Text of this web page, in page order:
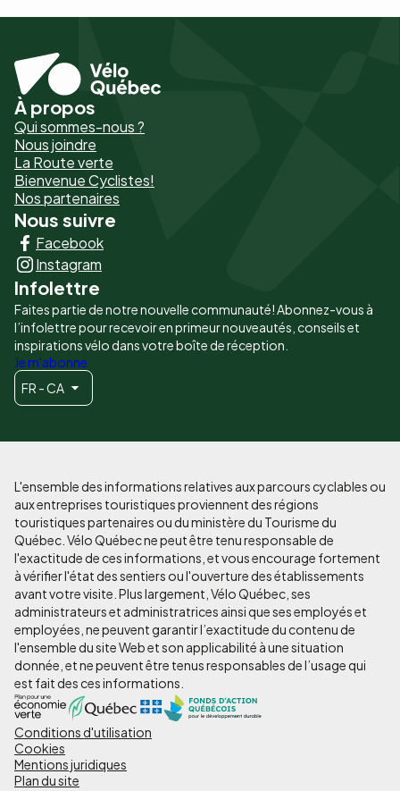
Pied
de
page
-
Liens
principaux
À propos
Qui sommes-nous ?
Nous joindre
La Route verte
Bienvenue Cyclistes!
Nos partenaires
Nous suivre
Facebook
Instagram
Infolettre
Faites partie de notre nouvelle communauté! Abonnez-vous à
l’infolettre pour recevoir en primeur nouveautés, conseils et
inspirations vélo dans votre boîte de réception.
Je m'abonne
FR - CA
L'ensemble des informations relatives aux parcours cyclables ou
aux entreprises touristiques proviennent des régions
touristiques partenaires ou du ministère du Tourisme du
Québec. Vélo Québec ne peut être tenu responsable de
l'exactitude de ces informations, et vous encourage fortement
à vérifier l'état des sentiers ou l'ouverture des établissements
avant votre visite. Plus largement, Vélo Québec, ses
administrateurs et administratrices ainsi que ses employés et
employées, ne peuvent garantir l’exactitude du contenu de
l'ensemble du site Web et son applicabilité à une situation
donnée, et ne peuvent être tenus responsables de l’usage qui
est fait des ces informations.
Pied
de
Conditions d'utilisation
Cookies
Mentions juridiques
Plan du site